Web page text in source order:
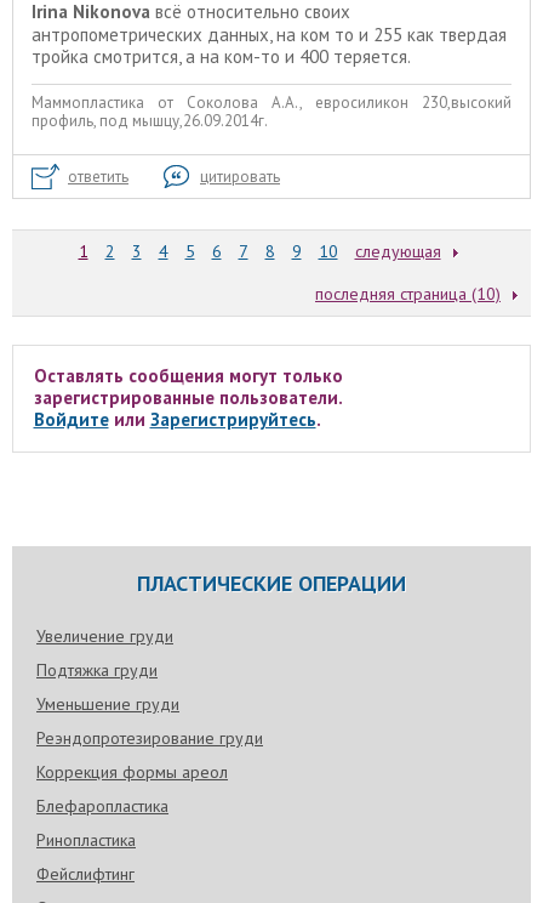
Irina Nikonova всё относительно своих
антропометрических данных, на ком то и 255 как твердая
тройка смотрится, а на ком-то и 400 теряется.
Маммопластика от Соколова А.А., евросиликон 230,высокий
профиль, под мышцу,26.09.2014г.
ответить цитировать
1 2 3 4 5 6 7 8 9 10
следующая
последняя страница (10)
Оставлять сообщения могут только
зарегистрированные пользователи.
Войдитеили Зарегистрируйтесь.
ПЛАСТИЧЕСКИЕ ОПЕРАЦИИ
Увеличение груди
Подтяжка груди
Уменьшение груди
Реэндопротезирование груди
Коррекция формы ареол
Блефаропластика
Ринопластика
Фейслифтинг